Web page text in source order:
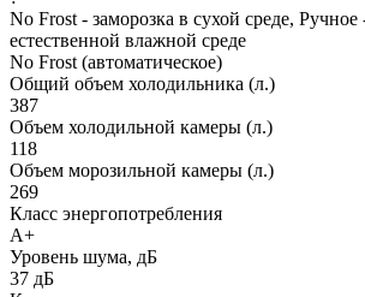
No Frost - заморозка в сухой среде, Ручное
естественной влажной среде
No Frost (автоматическое)
Общий объем холодильника (л.)
387
Объем холодильной камеры (л.)
118
Объем морозильной камеры (л.)
269
Класс энергопотребления
A+
Уровень шума, дБ
37 дБ